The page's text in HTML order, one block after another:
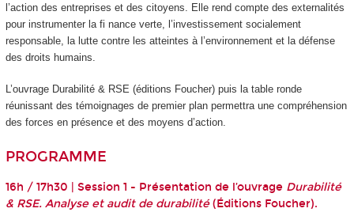
l’action des entreprises et des citoyens. Elle rend compte des externalités
pour instrumenter la fi nance verte, l’investissement socialement
responsable, la lutte contre les atteintes à l’environnement et la défense
des droits humains.
L’ouvrage Durabilité & RSE (éditions Foucher) puis la table ronde
réunissant des témoignages de premier plan permettra une compréhension
des forces en présence et des moyens d’action.
PROGRAMME
16h / 17h30 | Session 1 - Présentation de l’ouvrage Durabilité
& RSE. Analyse et audit de durabilité(Éditions Foucher).